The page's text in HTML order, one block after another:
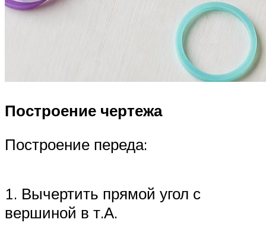
Построение чертежа
Построение переда:
1. Вычертить прямой угол с
вершиной в т.А.